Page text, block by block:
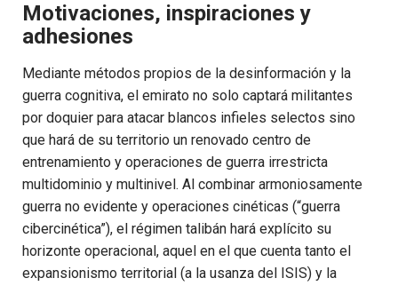
Motivaciones, inspiraciones y
adhesiones
Mediante métodos propios de la desinformación y la
guerra cognitiva, el emirato no solo captará militantes
por doquier para atacar blancos infieles selectos sino
que hará de su territorio un renovado centro de
entrenamiento y operaciones de guerra irrestricta
multidominio y multinivel. Al combinar armoniosamente
guerra no evidente y operaciones cinéticas (“guerra
cibercinética”), el régimen talibán hará explícito su
horizonte operacional, aquel en el que cuenta tanto el
expansionismo territorial (a la usanza del ISIS) y la